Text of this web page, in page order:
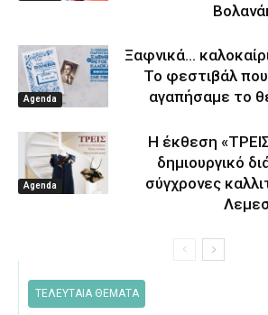
Agenda
Ξαφνικά…
Το φεστιβάλ που
αγαπήσαμε το
Agenda
Η έκθεση
δημιουργικό
σύγχρονες
ΤΕΛΕΥΤΑΙΑ ΘΕΜΑΤΑ